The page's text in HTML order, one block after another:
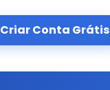
Criar Conta Grátis